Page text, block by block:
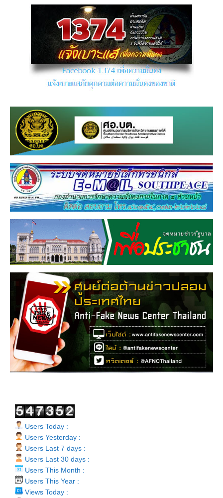
Users Today :
Users Yesterday :
Users Last 7 days :
Users Last 30 days :
Users This Month :
Users This Year :
Views Today :